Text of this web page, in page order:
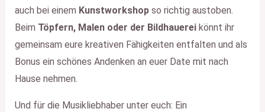
auch bei einem Kunstworkshop so richtig austoben.
Beim Töpfern, Malen oder der Bildhauereikönnt ihr
gemeinsam eure kreativen Fähigkeiten entfalten und als
Bonus ein schönes Andenken an euer Date mit nach
Hause nehmen.
Und für die Musikliebhaber unter euch: Ein